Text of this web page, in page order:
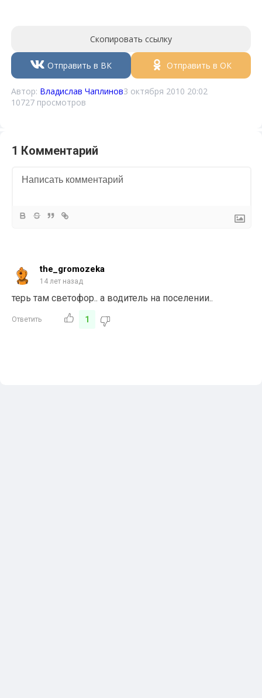
Скопировать ссылку
Отправить в ВК Отправить в ОК
Автор: Владислав Чаплинов3 октября 2010 20:02
10727 просмотров
1 Комментарий
the_gromozeka
14 лет назад
терь там светофор.. а водитель на поселении..
Ответить 1